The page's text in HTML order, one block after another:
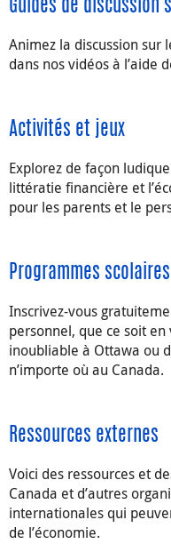
Guides de discussion
Animez la discussion sur
dans nos vidéos à l’aide
Activités et jeux
Explorez de façon
littératie financière et
pour les parents et le
Programmes scolaires
Inscrivez-vous
personnel, que ce soit
inoubliable à Ottawa ou
n’importe où au Canada.
Ressources externes
Voici des ressources et
Canada et d’autres
internationales qui
de l’économie.